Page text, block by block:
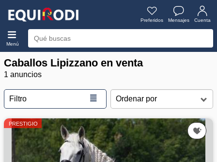
Preferidos Mensajes Cuenta
Menú
Caballos Lipizzano en venta
1 anuncios
Filtro ≣
PRESTIGIO